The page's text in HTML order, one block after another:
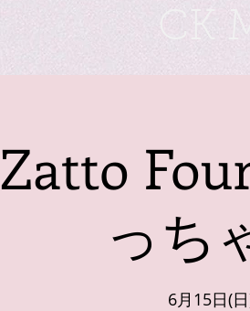
CK
Zatto
っち
6月15日(